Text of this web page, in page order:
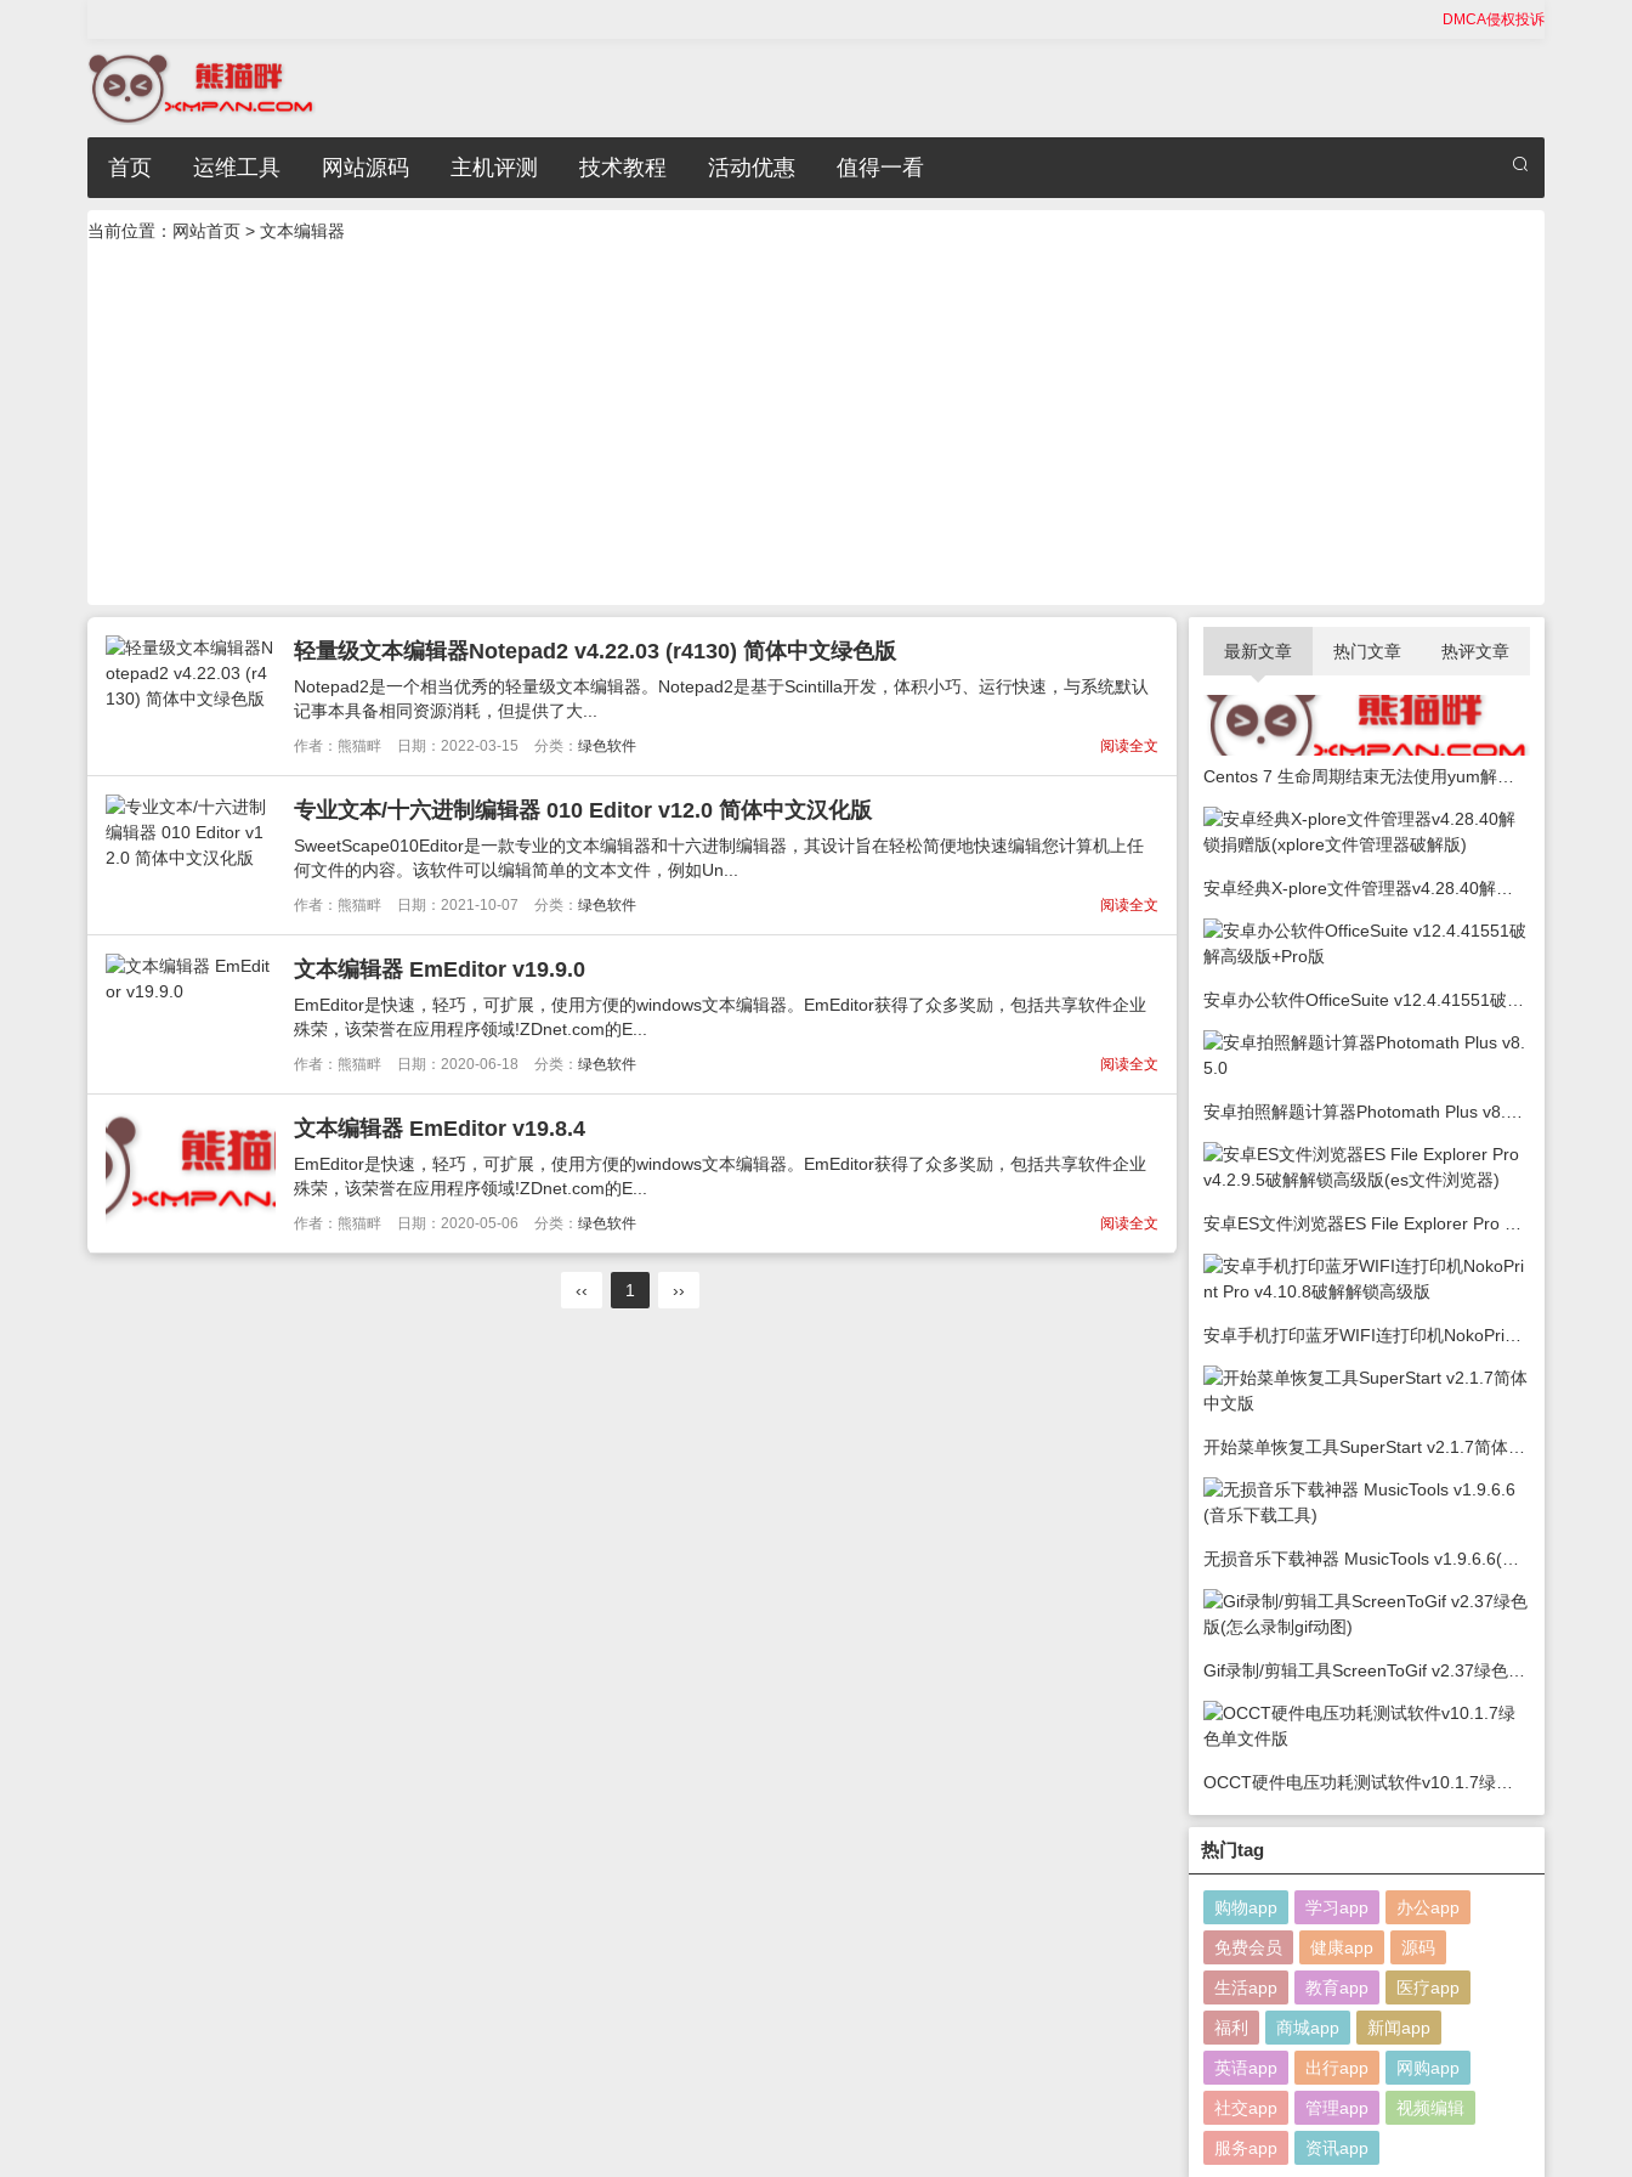
DMCA侵权投诉
首页 运维工具 网站源码 主机评测 技术教程 活动优惠 值得一看
当前位置： 网站首页 > 文本编辑器
轻量级文本编辑器Notepad2 v4.22.03 (r4130) 简体中文绿色版
Notepad2是一个相当优秀的轻量级文本编辑器。Notepad2是基于Scintilla开发，体积小巧、运行快速，与系统默认
记事本具备相同资源消耗，但提供了大...
阅读全文
作者：熊猫畔 日期：2022-03-15 分类： 绿色软件
专业文本/十六进制编辑器 010 Editor v12.0 简体中文汉化版
SweetScape010Editor是一款专业的文本编辑器和十六进制编辑器，其设计旨在轻松简便地快速编辑您计算机上任
何文件的内容。该软件可以编辑简单的文本文件，例如Un...
阅读全文
作者：熊猫畔 日期：2021-10-07 分类： 绿色软件
文本编辑器 EmEditor v19.9.0
EmEditor是快速，轻巧，可扩展，使用方便的windows文本编辑器。EmEditor获得了众多奖励，包括共享软件企业
殊荣，该荣誉在应用程序领域!ZDnet.com的E...
阅读全文
作者：熊猫畔 日期：2020-06-18 分类： 绿色软件
文本编辑器 EmEditor v19.8.4
EmEditor是快速，轻巧，可扩展，使用方便的windows文本编辑器。EmEditor获得了众多奖励，包括共享软件企业
殊荣，该荣誉在应用程序领域!ZDnet.com的E...
阅读全文
作者：熊猫畔 日期：2020-05-06 分类： 绿色软件
‹‹ 1 ››
最新文章 热门文章 热评文章
热门tag
购物app 学习app 办公app
免费会员 健康app 源码
生活app 教育app 医疗app
福利 商城app 新闻app
英语app 出行app 网购app
社交app 管理app 视频编辑
服务app 资讯app